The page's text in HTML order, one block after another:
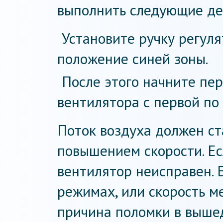
выполнить следующие
Установите ручку
положение синей зоны.
После этого начните
вентилятора с первой
Поток воздуха должен
повышением скорости.
вентилятор неисправен.
режимах, или скорость
причина поломки в